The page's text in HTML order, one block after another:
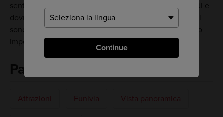
Continue
sentiero presenta salite con pendenza di quasi 90 gradi e
dovrai utilizzare le catene fornite. In questo percorso ci
sono molte salite e discese, cosa che la rende piuttosto
impegnativa dal punto di vista fisico.
Parole chiave
Attrazioni Funivia Vista panoramica